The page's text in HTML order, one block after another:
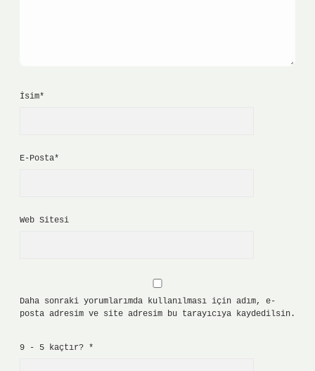
İsim*
E-Posta*
Web Sitesi
Daha sonraki yorumlarımda kullanılması için adım, e-
posta adresim ve site adresim bu tarayıcıya kaydedilsin.
9 - 5 kaçtır? *